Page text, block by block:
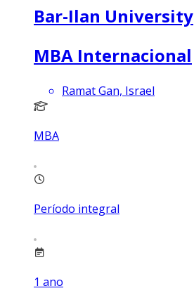
Bar-Ilan University
MBA Internacional
Ramat Gan, Israel
MBA
Período integral
1 ano